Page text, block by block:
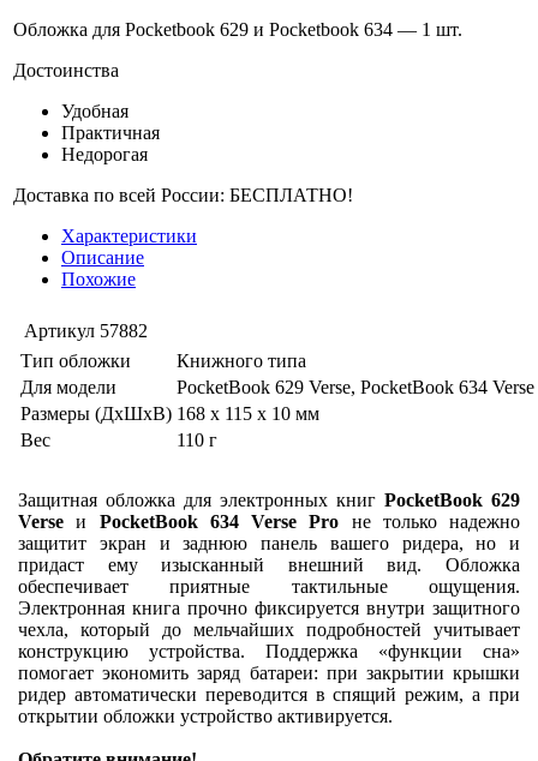
Обложка для Pocketbook 629 и Pocketbook 634 — 1 шт.
Достоинства
Удобная
Практичная
Недорогая
Доставка по всей России: БЕСПЛАТНО!
Характеристики
Описание
Похожие
Артикул 57882
Тип обложки
Книжного типа
Для модели
PocketBook 629 Verse, PocketBook 634 Verse
Размеры (ДхШхВ) 168 x 115 x 10 мм
Вес
110 г
Защитная обложка для электронных книг PocketBook 629
Verse и PocketBook 634 Verse Pro не только надежно
защитит экран и заднюю панель вашего ридера, но и
придаст ему изысканный внешний вид. Обложка
обеспечивает приятные тактильные ощущения.
Электронная книга прочно фиксируется внутри защитного
чехла, который до мельчайших подробностей учитывает
конструкцию устройства. Поддержка «функции сна»
помогает экономить заряд батареи: при закрытии крышки
ридер автоматически переводится в спящий режим, а при
открытии обложки устройство активируется.